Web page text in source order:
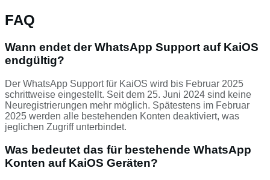
FAQ
Wann endet der WhatsApp Support auf KaiOS
endgültig?
Der WhatsApp Support für KaiOS wird bis Februar 2025
schrittweise eingestellt. Seit dem 25. Juni 2024 sind keine
Neuregistrierungen mehr möglich. Spätestens im Februar
2025 werden alle bestehenden Konten deaktiviert, was
jeglichen Zugriff unterbindet.
Was bedeutet das für bestehende WhatsApp
Konten auf KaiOS Geräten?